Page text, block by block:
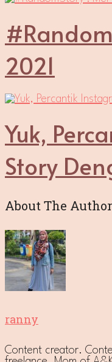
2021
Yuk,
Story
About The Author
ranny
Content creator.